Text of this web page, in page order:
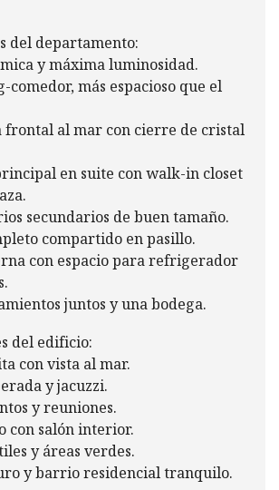
del departamento:
y máxima luminosidad.
comedor, más espacioso que el
frontal al mar con cierre de cristal
en suite con walk-in closet
secundarios de buen tamaño.
compartido en pasillo.
con espacio para refrigerador
juntos y una bodega.
del edificio:
con vista al mar.
y jacuzzi.
y reuniones.
con salón interior.
y áreas verdes.
y barrio residencial tranquilo.